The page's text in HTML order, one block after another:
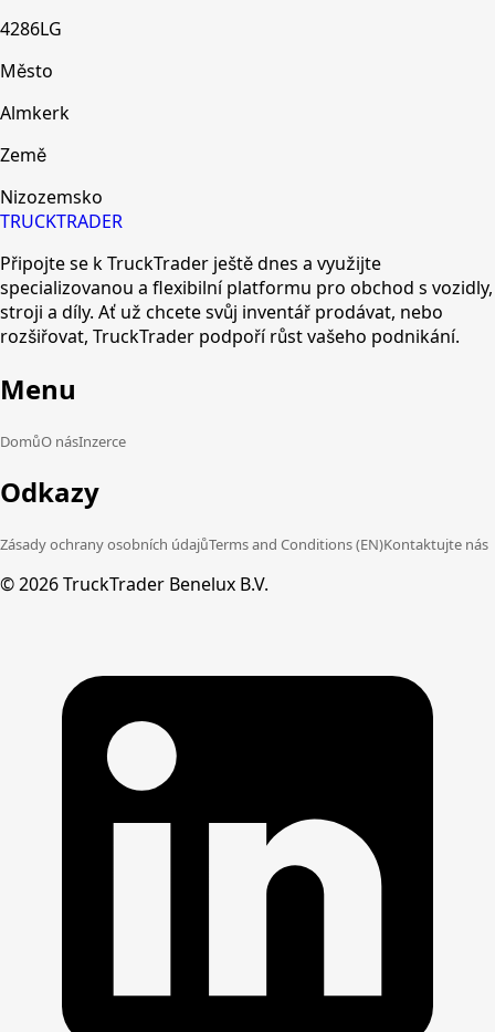
4286LG
Město
Almkerk
Země
Nizozemsko
TRUCKTRADER
Připojte se k TruckTrader ještě dnes a využijte
specializovanou a flexibilní platformu pro obchod s vozidly,
stroji a díly. Ať už chcete svůj inventář prodávat, nebo
rozšiřovat, TruckTrader podpoří růst vašeho podnikání.
Menu
DomůO násInzerce
Odkazy
Zásady ochrany osobních údajůTerms and Conditions (EN)Kontaktujte nás
© 2026 TruckTrader Benelux B.V.